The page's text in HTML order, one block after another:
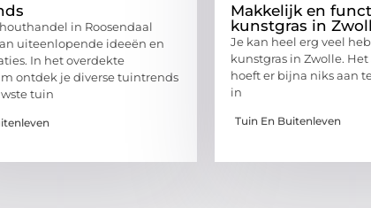
in Roosendaal
uiteenlopende ideeën en
In het overdekte
ontdek je diverse tuintrends
tuin
Makkelijk en
kunstgras in
Je kan heel erg veel
kunstgras in Zwolle.
hoeft er bijna niks aan
in
Tuin En Buitenleven